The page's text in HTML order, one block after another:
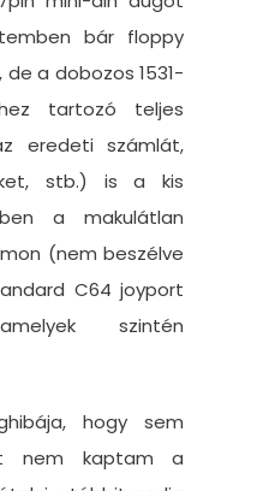
bár floppy
a dobozos 1531-
tartozó teljes
eredeti számlát,
stb.) is a kis
a makulátlan
(nem beszélve
C64 joyport
szintén
hogy sem
nem kaptam a